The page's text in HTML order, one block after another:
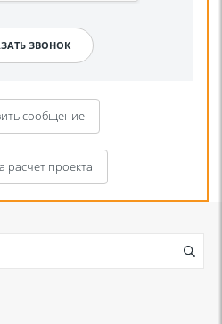
сообщение
расчет проекта